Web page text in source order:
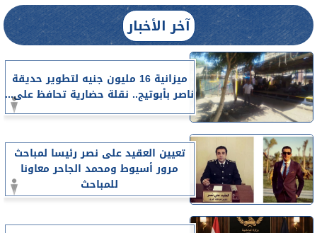
آخر الأخبار
ميزانية 16 مليون جنيه لتطوير حديقة
ناصر بأبوتيج.. نقلة حضارية تحافظ على...
تعيين العقيد على نصر رئيسا لمباحث
مرور أسيوط ومحمد الجاحر معاونا
للمباحث